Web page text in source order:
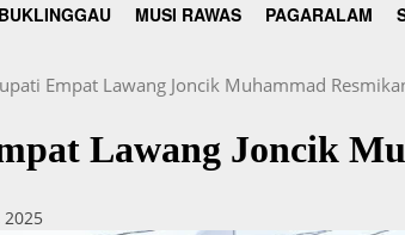
MUSI RAWAS PAGARALAM
Empat Lawang Joncik Muhammad
Lawang Joncik